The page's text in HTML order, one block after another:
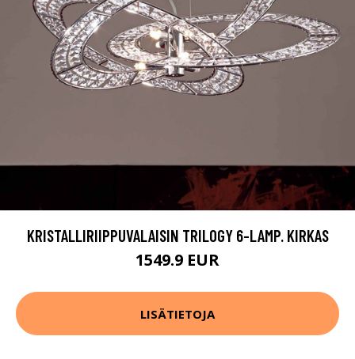
KRISTALLIRIIPPUVALAISIN TRILOGY 6-LAMP. KIRKAS
1549.9 EUR
LISÄTIETOJA